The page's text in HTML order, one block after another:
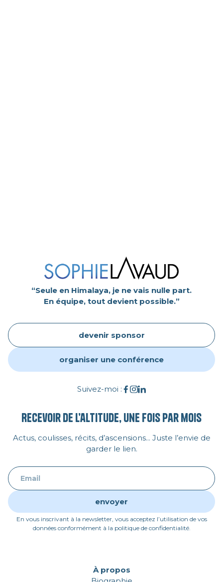
“Seule en Himalaya, je ne vais nulle part.
En équipe, tout devient possible.”
devenir sponsor
organiser une conférence
Suivez-moi :
Recevoir de l’altitude, une fois par mois
Actus, coulisses, récits, d’ascensions... Juste l’envie de
garder le lien.
En vous inscrivant à la newsletter, vous acceptez l’utilisation de vos
données conformément à la politique de confidentialité.
À propos